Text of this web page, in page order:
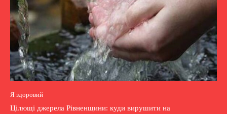
Я здоровий
Цілющі джерела Рівненщини: куди вирушити на